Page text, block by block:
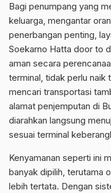
Bagi penumpang yang
keluarga, mengantar
penerbangan penting,
Soekarno Hatta door to
aman secara
terminal, tidak perlu naik
mencari transportasi
alamat penjemputan di
diarahkan langsung
sesuai terminal
Kenyamanan seperti ini
banyak dipilih, terutama
lebih tertata. Dengan